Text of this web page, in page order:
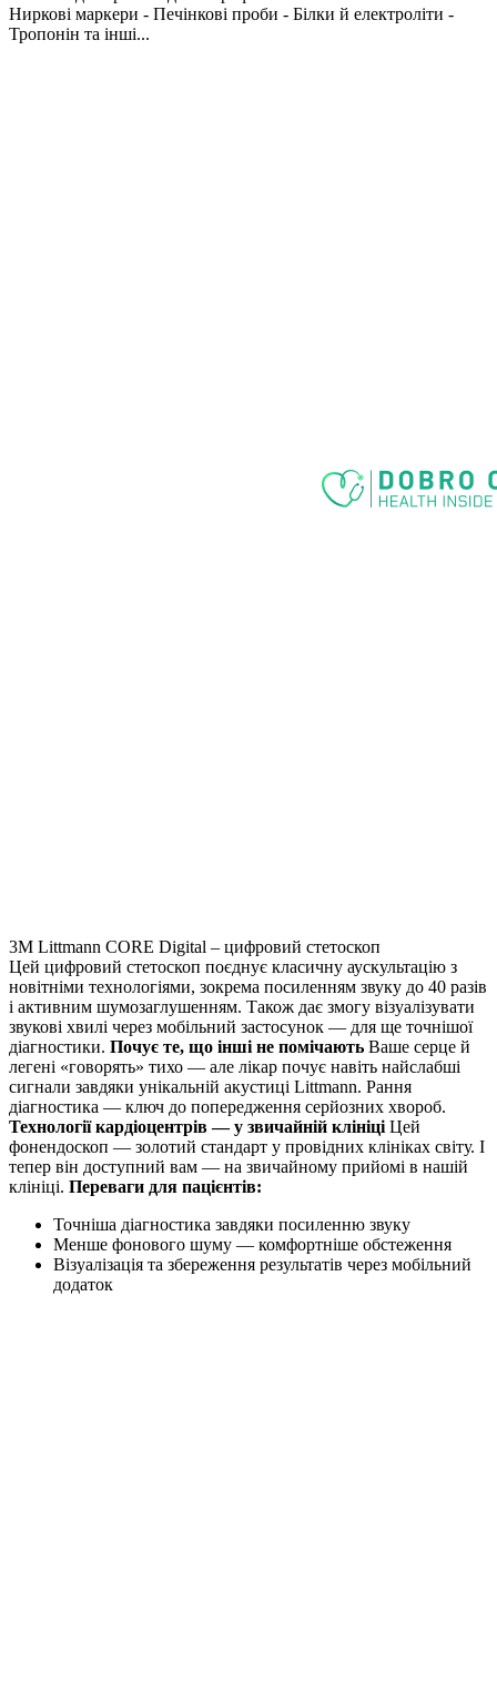
Ниркові маркери - Печінкові проби - Білки й електроліти -
Тропонін та інші...
3M Littmann CORE Digital – цифровий стетоскоп
Цей цифровий стетоскоп поєднує класичну аускультацію з
новітніми технологіями, зокрема посиленням звуку до 40 разів
і активним шумозаглушенням. Також дає змогу візуалізувати
звукові хвилі через мобільний застосунок — для ще точнішої
діагностики. Почує те, що інші не помічають Ваше серце й
легені «говорять» тихо — але лікар почує навіть найслабші
сигнали завдяки унікальній акустиці Littmann. Рання
діагностика — ключ до попередження серйозних хвороб.
Технології кардіоцентрів — у звичайній клініці Цей
фонендоскоп — золотий стандарт у провідних клініках світу. І
тепер він доступний вам — на звичайному прийомі в нашій
клініці. Переваги для пацієнтів:
Точніша діагностика завдяки посиленню звуку
Менше фонового шуму — комфортніше обстеження
Візуалізація та збереження результатів через мобільний
додаток